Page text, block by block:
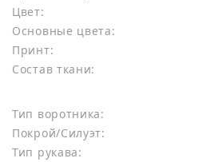
Цвет:
Основные цвета:
Принт:
Состав ткани:
Тип воротника:
Покрой/Силуэт:
Тип рукава: